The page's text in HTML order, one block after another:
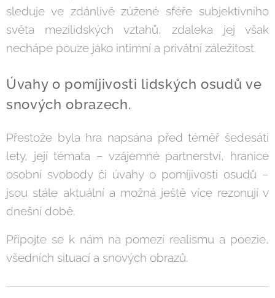
sleduje ve zdánlivě zúžené sféře subjektivního
světa mezilidských vztahů, zdaleka jej však
nechápe pouze jako intimní a privátní záležitost.
Úvahy o pomíjivosti lidských osudů ve
snových obrazech.
Přestože byla hra napsána před téměř šedesáti
lety, její témata – vzájemné partnerství, hranice
osobní svobody či úvahy o pomíjivosti osudů –
jsou stále aktuální a možná ještě více rezonují v
dnešní době.
Připojte se k nám na pomezí realismu a poezie,
všedních situací a snových obrazů.